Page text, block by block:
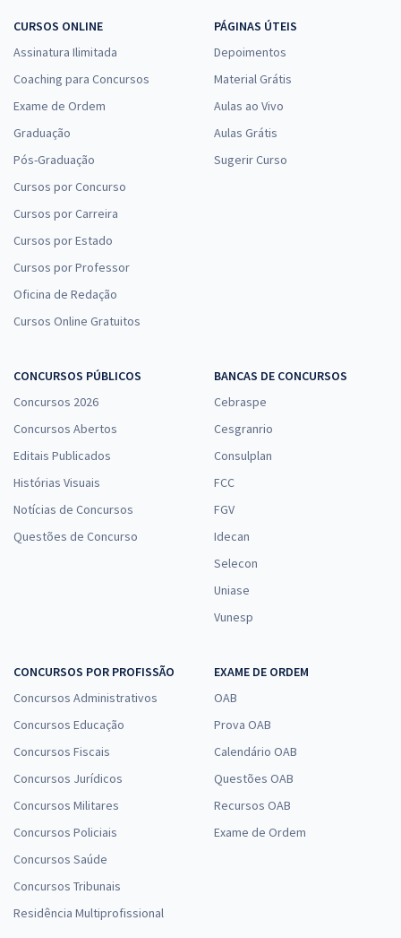
CURSOS ONLINE
Assinatura Ilimitada
Coaching para Concursos
Exame de Ordem
Graduação
Pós-Graduação
Cursos por Concurso
Cursos por Carreira
Cursos por Estado
Cursos por Professor
Oficina de Redação
Cursos Online Gratuitos
PÁGINAS ÚTEIS
Depoimentos
Material Grátis
Aulas ao Vivo
Aulas Grátis
Sugerir Curso
CONCURSOS PÚBLICOS
Concursos 2026
Concursos Abertos
Editais Publicados
Histórias Visuais
Notícias de Concursos
Questões de Concurso
BANCAS DE CONCURSOS
Cebraspe
Cesgranrio
Consulplan
FCC
FGV
Idecan
Selecon
Uniase
Vunesp
CONCURSOS POR PROFISSÃO
Concursos Administrativos
Concursos Educação
Concursos Fiscais
Concursos Jurídicos
Concursos Militares
Concursos Policiais
Concursos Saúde
Concursos Tribunais
Residência Multiprofissional
EXAME DE ORDEM
OAB
Prova OAB
Calendário OAB
Questões OAB
Recursos OAB
Exame de Ordem